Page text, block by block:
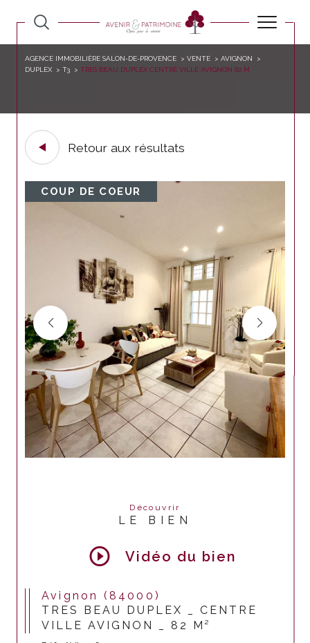
AGENCE IMMOBILIÈRE SALON-DE-PROVENCE VENTE
AVIGNON
DUPLEX
T3 TRES BEAU DUPLEX CENTRE VILLE AVIGNON 82 M
Retour aux résultats
COUP DE COEUR
Découvrir
LE BIEN
Vidéo du bien
Avignon (84000)
TRES BEAU DUPLEX _ CENTRE
VILLE AVIGNON _ 82 M²